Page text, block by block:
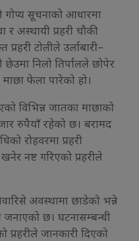
सूचनाको आधारमा
र अस्थायी प्रहरी चौकी
प्रहरी टोलीले उर्लाबारी–
निलो तिर्पालले छोपेर
फेला पारेको हो।
विभिन्न जातका माछाको
रुपैयाँ रहेको छ। बरामद
रोहवरमा प्रहरी
नष्ट गरिएको प्रहरीले
अवस्थामा छाडेको भन्ने
छ। घटनासम्बन्धी
जानकारी दिएको